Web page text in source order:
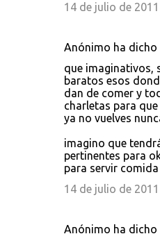
14 de julio de
Anónimo ha
que imaginativos,
baratos esos
dan de comer y
charletas para
ya no vuelves
imagino que
pertinentes para
para servir
14 de julio de
Anónimo ha